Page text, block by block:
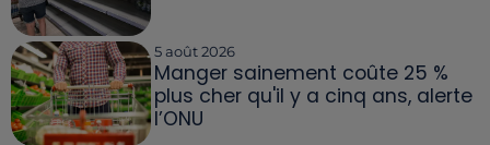
5 août 2026
Manger sainement coûte 25 %
plus cher qu'il y a cinq ans, alerte
l’ONU